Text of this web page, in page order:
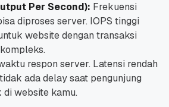
Per Second): Frekuensi
diproses server. IOPS tinggi
website dengan transaksi
respon server. Latensi rendah
ada delay saat pengunjung
website kamu.